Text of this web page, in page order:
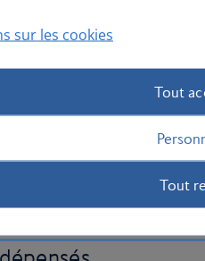
sur les cookies
Tout
Tout